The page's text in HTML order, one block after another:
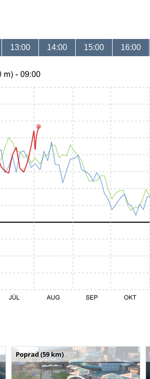
13:00 14:00 15:00 16:00
Poprad (59 km)